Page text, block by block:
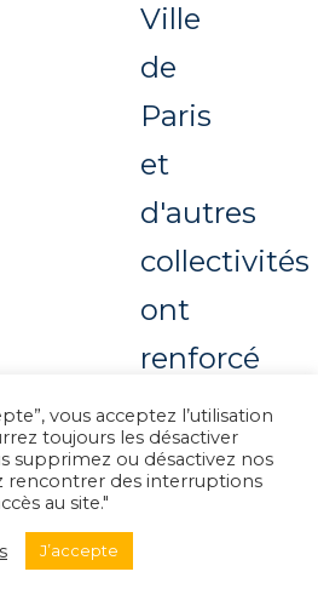
Ville
de
Paris
et
d'autres
collectivités
ont
renforcé
leurs
efforts
vous acceptez l’utilisation
toujours les désactiver
supprimez ou désactivez nos
rencontrer des interruptions
au site."
J’accepte